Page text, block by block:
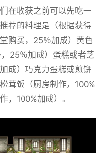
在收获之前可以先吃一
荐的料理是（根据获得
购买，25％加成）黄色
25％加成）蛋糕或者芝
成）巧克力蛋糕或煎饼
茸饭（厨房制作，100%
，100%加成）。